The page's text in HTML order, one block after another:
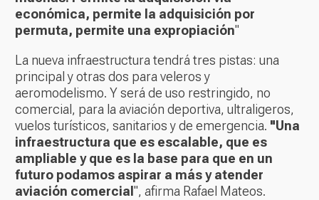
económica, permite la adquisición por
permuta, permite una expropiación"
La nueva infraestructura tendrá tres pistas: una
principal y otras dos para veleros y
aeromodelismo. Y será de uso restringido, no
comercial, para la aviación deportiva, ultraligeros,
vuelos turísticos, sanitarios y de emergencia. "Una
infraestructura que es escalable, que es
ampliable y que es la base para que en un
futuro podamos aspirar a más y atender
aviación comercial ", afirma Rafael Mateos.